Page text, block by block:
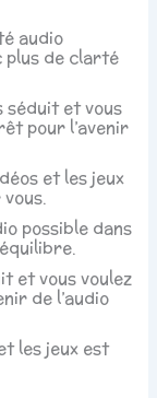
audio
plus de clarté
séduit et vous
pour l’avenir
et les jeux
possible dans
et vous voulez
de l’audio
les jeux est